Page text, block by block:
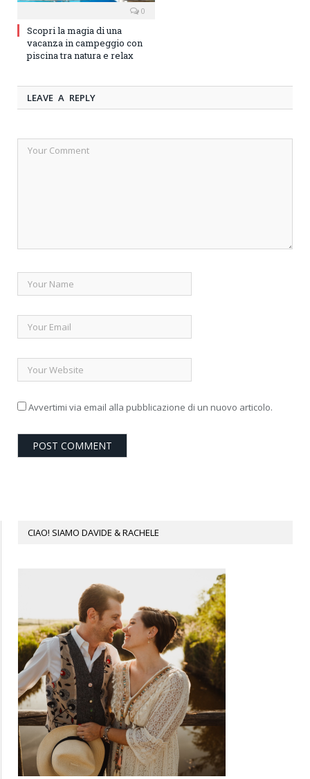
0
Scopri la magia di una
vacanza in campeggio con
piscina tra natura e relax
LEAVE A REPLY
Avvertimi via email alla pubblicazione di un nuovo articolo.
CIAO! SIAMO DAVIDE & RACHELE